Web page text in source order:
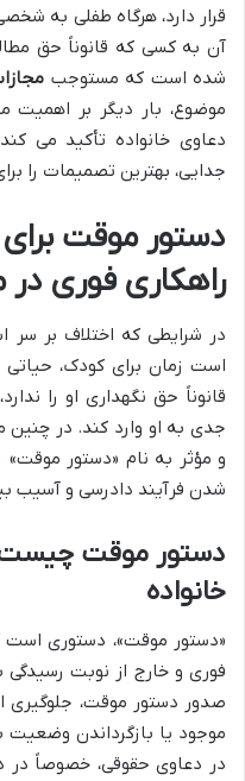
قرار دارد، هرگاه طفلی به
آن به کسی که قانوناً حق
شده است که مستوجب
موضوع، بار دیگر بر اهمیت
دعاوی خانواده تأکید می
جدایی، بهترین تصمیمات را
دستور موقت
راهکاری فوری در
در شرایطی که اختلاف بر سر
است زمان برای کودک،
قانوناً حق نگهداری او را
جدی به او وارد کند. در چنین
و مؤثر به نام «دستور
شدن فرآیند دادرسی و آسیب
دستور موقت چیست
خانواده
«دستور موقت»، دستوری
فوری و خارج از نوبت
صدور دستور موقت، جلوگیری
موجود یا بازگرداندن
در دعاوی حقوقی، خصوصاً